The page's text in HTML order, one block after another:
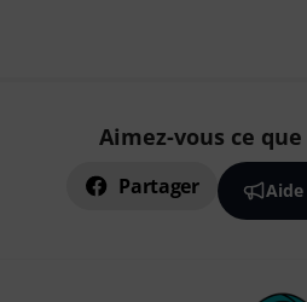
Aimez-vous ce que
Partager